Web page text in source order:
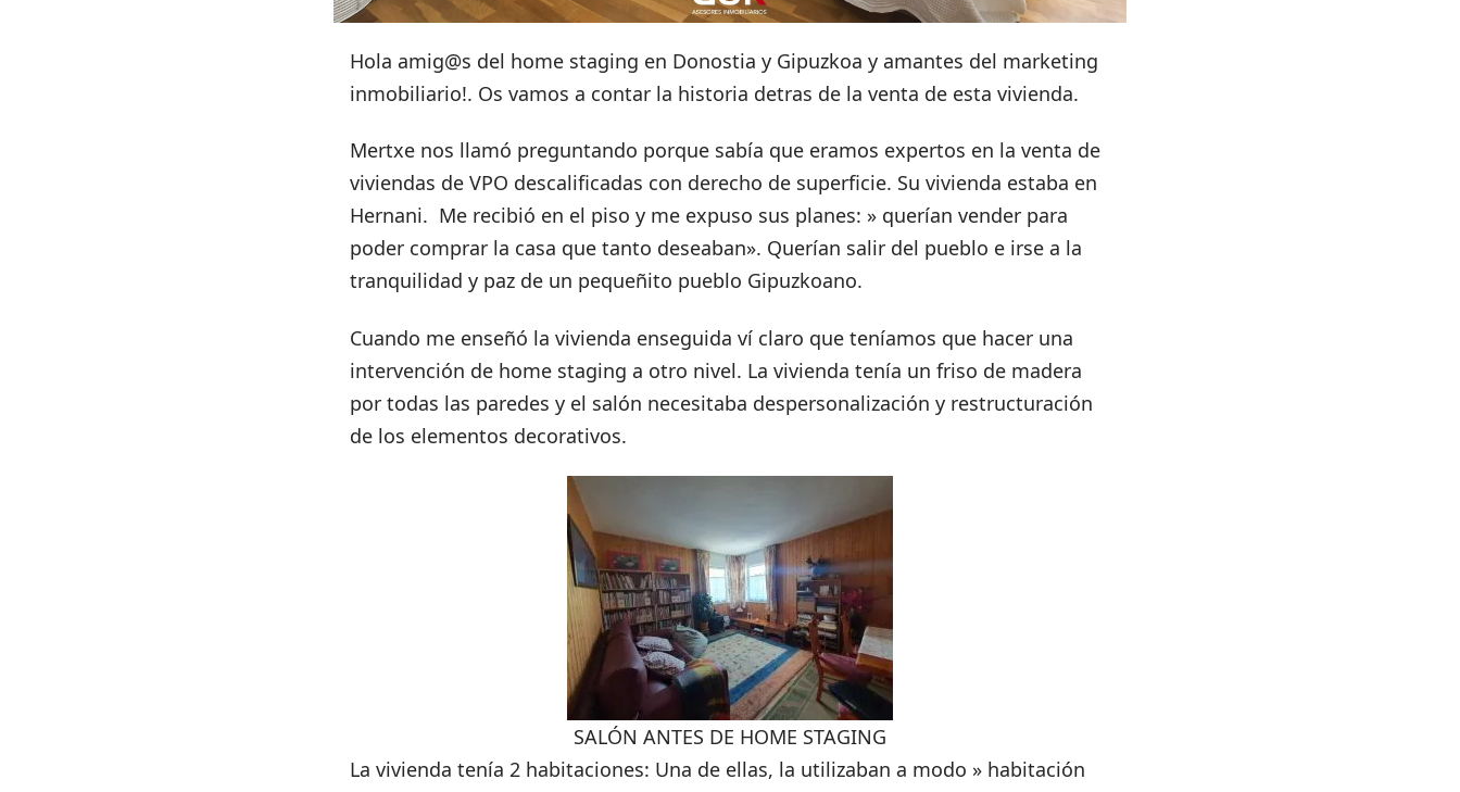
Hola amig@s del home staging en Donostia y Gipuzkoa y amantes del marketing
inmobiliario!. Os vamos a contar la historia detras de la venta de esta vivienda.
Mertxe nos llamó preguntando porque sabía que eramos expertos en la venta de
viviendas de VPO descalificadas con derecho de superficie. Su vivienda estaba en
Hernani. Me recibió en el piso y me expuso sus planes: » querían vender para
poder comprar la casa que tanto deseaban». Querían salir del pueblo e irse a la
tranquilidad y paz de un pequeñito pueblo Gipuzkoano.
Cuando me enseñó la vivienda enseguida ví claro que teníamos que hacer una
intervención de home staging a otro nivel. La vivienda tenía un friso de madera
por todas las paredes y el salón necesitaba despersonalización y restructuración
de los elementos decorativos.
SALÓN ANTES DE HOME STAGING
La vivienda tenía 2 habitaciones: Una de ellas, la utilizaban a modo » habitación